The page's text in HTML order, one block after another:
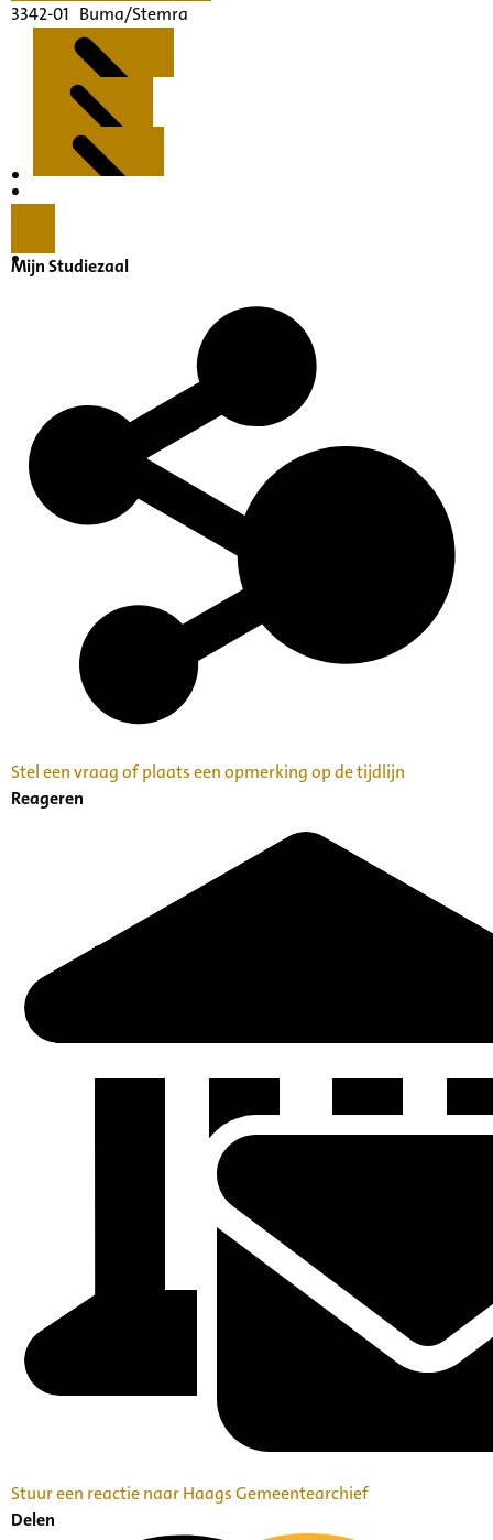
3342-01 Buma/Stemra
Inventaris
Mijn Studiezaal
Stel een vraag of plaats een opmerking op de tijdlijn
Reageren
Stuur een reactie naar Haags Gemeentearchief
Delen